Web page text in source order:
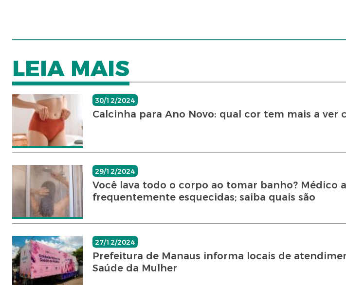
LEIA MAIS
30/12/2024
Calcinha para Ano Novo: qual cor tem mais a ver
29/12/2024
Você lava todo o corpo ao tomar banho? Médico
frequentemente esquecidas; saiba quais são
27/12/2024
Prefeitura de Manaus informa locais de
Saúde da Mulher